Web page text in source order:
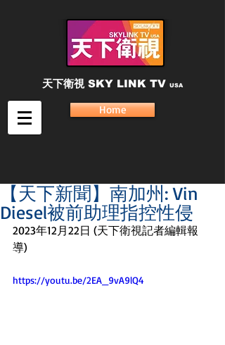
天下衛視 SKY LINK TV USA
Home
【天下新聞】南加州: Vin
Diesel被前助理指控性侵
2023年12月22日 (天下衛視記者編輯報
導)
https://youtu.be/2EA_9vA9lQ4